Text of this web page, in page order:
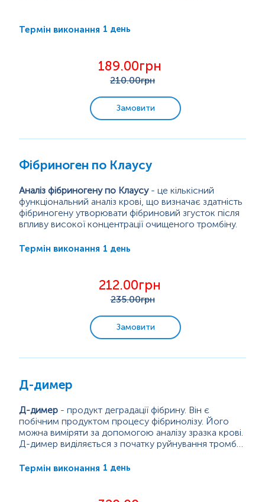
утворення тимчасового тромбу - первинний
гемостаз;
утворення фібринового (кінцевого) тромбу.
Первинний гемостаз полягає в тому, що
тромбоцити, які циркулюють у крові,
прикріплюються до пошкодженої судини,
нашаровуються та утворюють тромб, який
Термін виконання 1 день
189.00грн
210.00грн
Замовити
Фібриноген по Клаусу
Аналіз фібриногену по Клаусу- це кількісний
функціональний аналіз крові, що визначає здатність
фібриногену утворювати фібриновий згусток після
впливу високої концентрації очищеного тромбіну.
в печінці та відіграє ключову роль у процесі
згортання крові), відбувається відщеплення
фібринопептидів А і В, внаслідок чого
Термін виконання 1 день
212.00грн
235.00грн
Замовити
Д-димер
Д-димер - продукт деградації фібрину. Він є
побічним продуктом процесу фібринолізу. Його
можна виміряти за допомогою аналізу зразка крові.
Д-димер виділяється з початку руйнування тромбу.
оскільки спостерігається постійний мінімальний
зовнішнього шляхів згортання крові відбувається
Термін виконання 1 день